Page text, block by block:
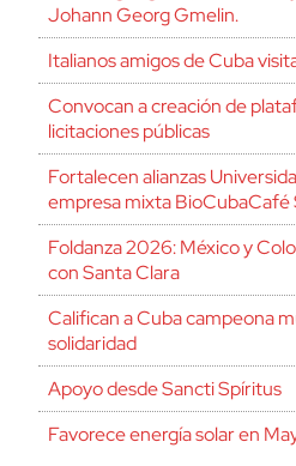
Johann Georg Gmelin.
Italianos amigos de Cuba
Convocan a creación de
licitaciones públicas
Fortalecen alianzas
empresa mixta BioCubaCafé
Foldanza 2026: México y
con Santa Clara
Califican a Cuba campeona
solidaridad
Apoyo desde Sancti Spíritus
Favorece energía solar en